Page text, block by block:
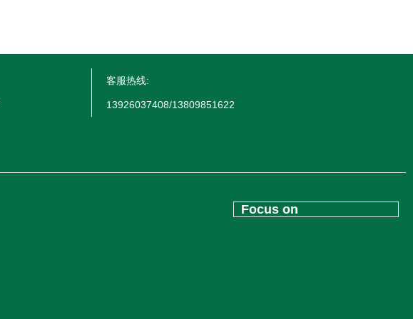
客服热线:
13926037408/13809851622
Focus on